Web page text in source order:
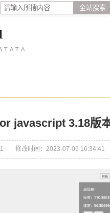
全站搜索
javascript 3.18版
修改时间：2023-07-06 16:34:41